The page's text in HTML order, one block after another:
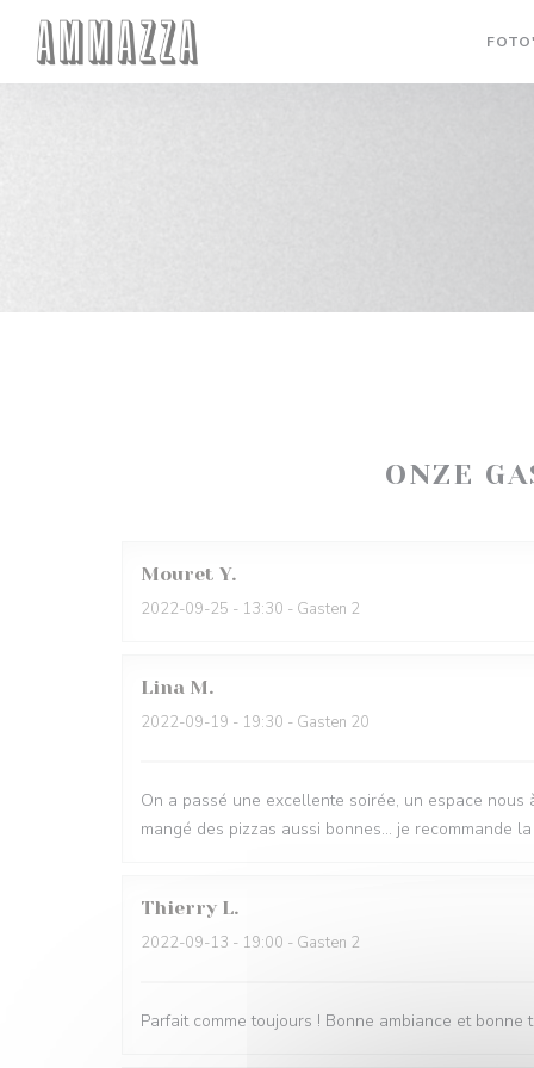
Cookies beheer paneel
ONZE
Mouret Y
2022-09-25 - 13:30 - Gasten 2
Lina M
2022-09-19 - 19:30 - Gasten 20
On a passé une excellente soirée, un espace
mangé des pizzas aussi bonnes... je recommande
Thierry L
2022-09-13 - 19:00 - Gasten 2
Parfait comme toujours ! Bonne ambiance et bonne